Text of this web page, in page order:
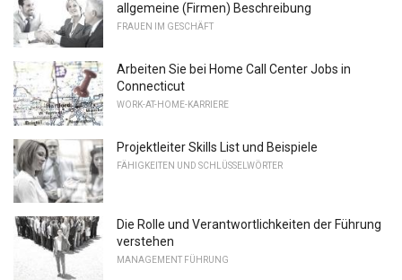
allgemeine (Firmen) Beschreibung
FRAUEN IM GESCHÄFT
Arbeiten Sie bei Home Call Center Jobs in
Connecticut
WORK-AT-HOME-KARRIERE
Projektleiter Skills List und Beispiele
FÄHIGKEITEN UND SCHLÜSSELWÖRTER
Die Rolle und Verantwortlichkeiten der Führung
verstehen
MANAGEMENT FÜHRUNG